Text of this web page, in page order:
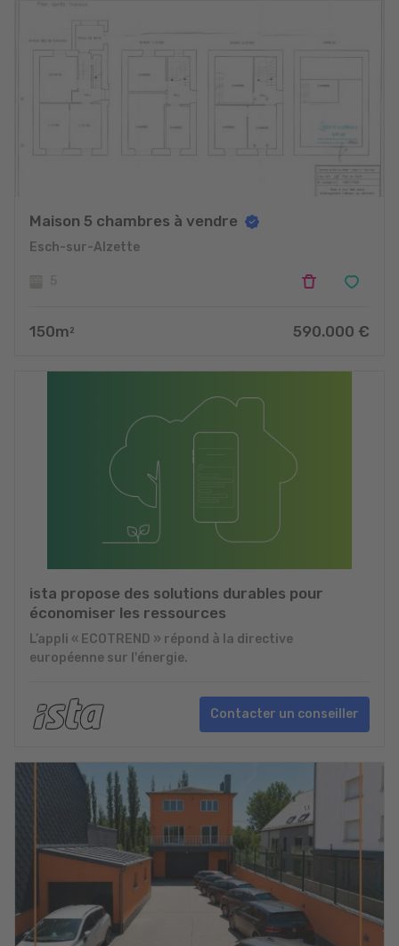
Maison 5 chambres à vendre
Esch-sur-Alzette
150m 2 590.000 €
ista propose des solutions durables pour
économiser les ressources
L’appli « ECOTREND » répond à la directive
européenne sur l'énergie.
Contacter un conseiller